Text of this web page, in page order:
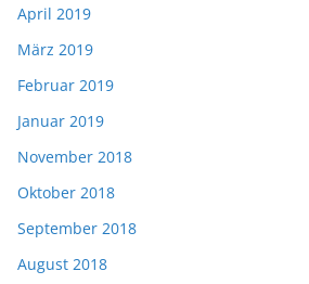
April 2019
März 2019
Februar 2019
Januar 2019
November 2018
Oktober 2018
September 2018
August 2018